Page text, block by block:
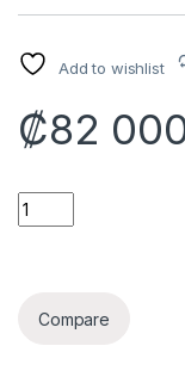
Add to wishlist
₡82
FUENTE DE
Compare